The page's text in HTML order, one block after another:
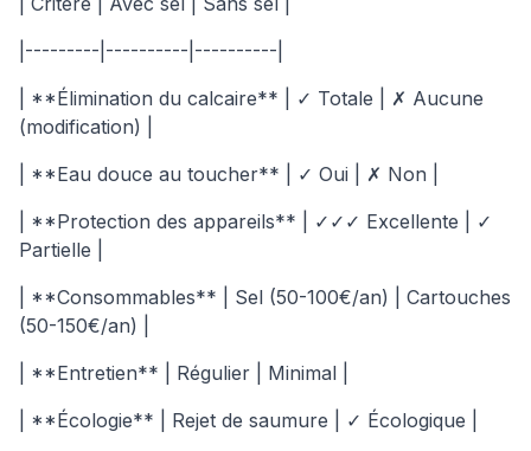
|---------|----------|----------|
| **Élimination du calcaire** | ✓ Totale | ✗ Aucune
(modification) |
| **Eau douce au toucher** | ✓ Oui | ✗ Non |
| **Protection des appareils** | ✓✓✓ Excellente | ✓
Partielle |
| **Consommables** | Sel (50-100€/an) | Cartouches
(50-150€/an) |
| **Entretien** | Régulier | Minimal |
| **Écologie** | Rejet de saumure | ✓ Écologique |